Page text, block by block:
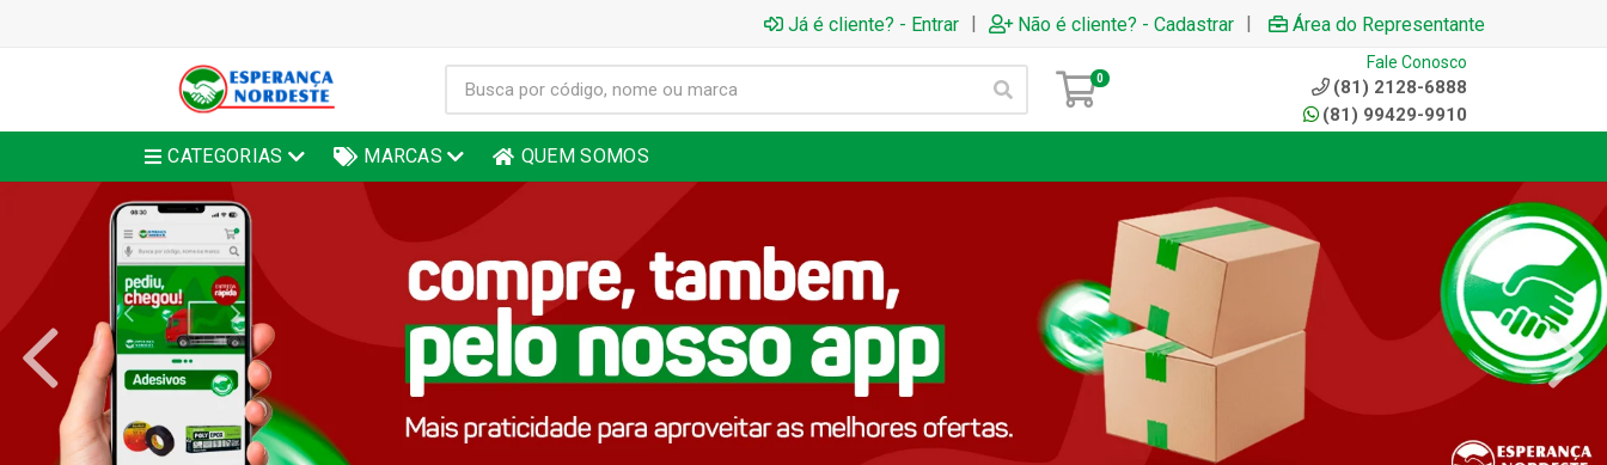
Já é cliente? - Entrar | Não é cliente? - Cadastrar | Área do Representante
0
Fale Conosco
(81) 2128-6888
(81) 99429-9910
CATEGORIAS MARCAS QUEM SOMOS